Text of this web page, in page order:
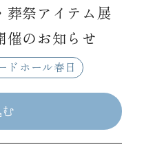
葬祭アイテム展
催のお知らせ
ドホール春日